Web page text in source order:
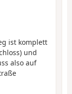
ist komplett
und
also auf